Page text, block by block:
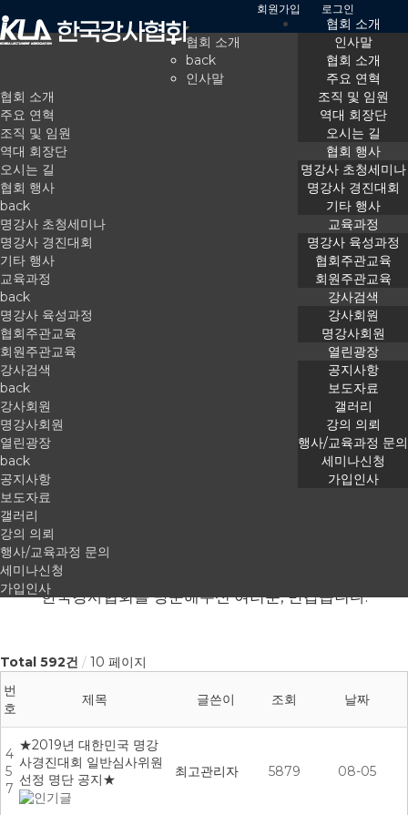
회원가입 로그인
협회 소개
인사말
협회 소개
주요 연혁
조직 및 임원
역대 회장단
오시는 길
협회 행사
명강사 초청세미나
명강사 경진대회
기타 행사
교육과정
명강사 육성과정
협회주관교육
회원주관교육
강사검색
강사회원
명강사회원
열린광장
공지사항
보도자료
갤러리
강의 의뢰
행사/교육과정 문의
세미나신청
가입인사
협회 소개
back
인사말
협회 소개
주요 연혁
조직 및 임원
역대 회장단
오시는 길
협회 행사
back
명강사 초청세미나
명강사 경진대회
기타 행사
교육과정
back
명강사 육성과정
협회주관교육
회원주관교육
강사검색
back
강사회원
명강사회원
열린광장
back
공지사항
보도자료
갤러리
강의 의뢰
행사/교육과정 문의
세미나신청
가입인사한국강사협회를 방문해주신 여러분, 반갑습니다.
Total 592건
10 페이지
번
호
제목 글쓴이 조회 날짜
4
5
7
★2019년 대한민국 명강
사경진대회 일반심사위원
선정 명단 공지★
최고관리자 5879 08-05